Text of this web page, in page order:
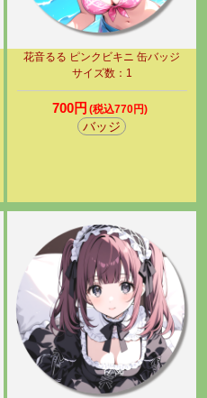
花音るる ピンクビキニ 缶バッジ
サイズ数：1
700円 (税込770円)
バッジ